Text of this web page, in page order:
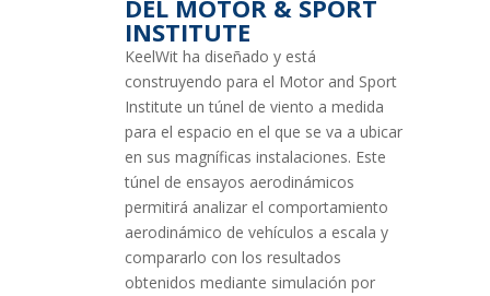
DEL MOTOR & SPORT
INSTITUTE
KeelWit ha diseñado y está
construyendo para el Motor and Sport
Institute un túnel de viento a medida
para el espacio en el que se va a ubicar
en sus magníficas instalaciones. Este
túnel de ensayos aerodinámicos
permitirá analizar el comportamiento
aerodinámico de vehículos a escala y
compararlo con los resultados
obtenidos mediante simulación por